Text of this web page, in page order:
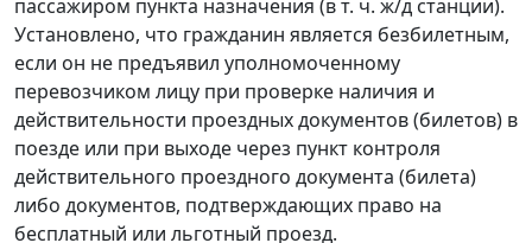
пассажиром пункта назначения (в т. ч. ж/д станции).
Установлено, что гражданин является безбилетным,
если он не предъявил уполномоченному
перевозчиком лицу при проверке наличия и
действительности проездных документов (билетов) в
поезде или при выходе через пункт контроля
действительного проездного документа (билета)
либо документов, подтверждающих право на
бесплатный или льготный проезд.